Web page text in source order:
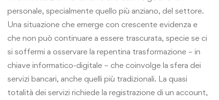
personale, specialmente quello più anziano, del settore.
Una situazione che emerge con crescente evidenza e
che non può continuare a essere trascurata, specie se ci
si soffermi a osservare la repentina trasformazione – in
chiave informatico-digitale – che coinvolge la sfera dei
servizi bancari, anche quelli più tradizionali. La quasi
totalità dei servizi richiede la registrazione di un account,